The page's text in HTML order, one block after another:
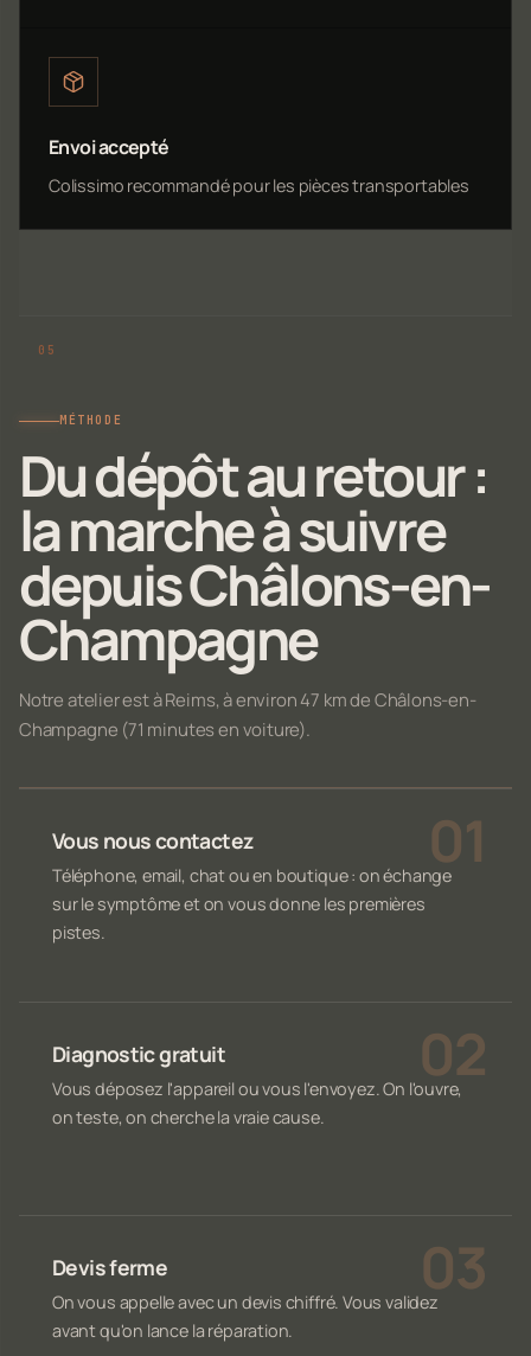
Envoi accepté
Colissimo recommandé pour les pièces transportables
MÉTHODE
Du dépôt au retour :
la marche à suivre
depuis Châlons-en-
Champagne
Notre atelier est à Reims, à environ 47 km de Châlons-en-
Champagne (71 minutes en voiture).
Vous nous contactez
Téléphone, email, chat ou en boutique : on échange
sur le symptôme et on vous donne les premières
pistes.
Diagnostic gratuit
Vous déposez l'appareil ou vous l'envoyez. On l'ouvre,
on teste, on cherche la vraie cause.
Devis ferme
On vous appelle avec un devis chiffré. Vous validez
avant qu'on lance la réparation.